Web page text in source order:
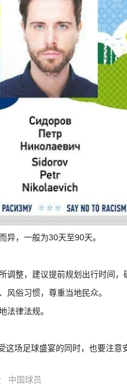
异，一般为30天至90天。
整，建议提前规划出行时间，
风俗习惯，尊重当地民众。
法律法规。
场足球盛宴的同时，也要注
中国球员